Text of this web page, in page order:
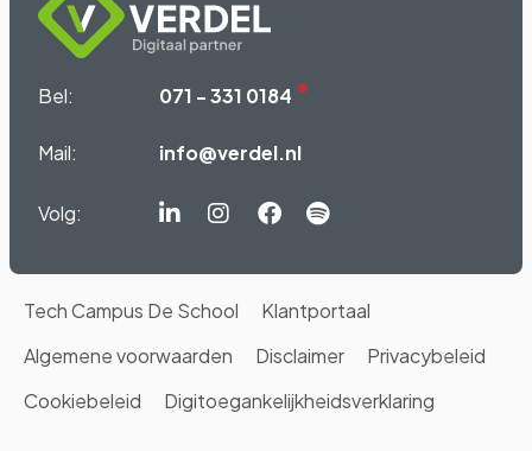
Bel: 071 - 331 0184
Mail: info@verdel.nl
Volg:
Linkedin-Instagram
Facebook
Spotify
Tech Campus De School
Klantportaal
Algemene voorwaarden
Disclaimer
Privacybeleid
Cookiebeleid
Digitoegankelijkheidsverklaring